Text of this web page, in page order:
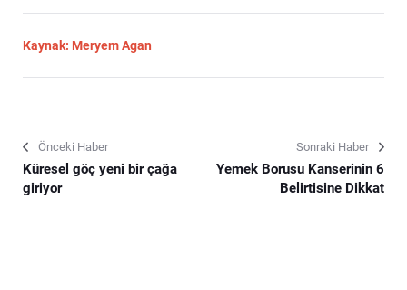
Kaynak: Meryem Agan
Önceki Haber
Küresel göç yeni bir çağa
giriyor
Sonraki Haber
Yemek Borusu Kanserinin 6
Belirtisine Dikkat